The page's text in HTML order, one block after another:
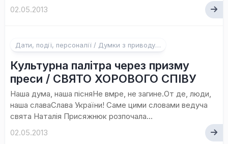
02.05.2013
Дати, події, персоналії / Думки з приводу…
Культурна палітра через призму
преси / СВЯТО ХОРОВОГО СПІВУ
Наша дума, наша пісняНе вмре, не загине.От де, люди,
наша славаСлава України! Саме цими словами ведуча
свята Наталія Присяжнюк розпочала...
02.05.2013